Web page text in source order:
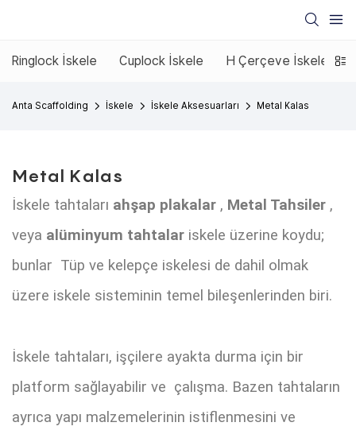
Ringlock İskele Cuplock İskele H Çerçeve İskele
Anta Scaffolding İskele İskele Aksesuarları Metal Kalas
Metal Kalas
İskele tahtaları ahşap plakalar , Metal Tahsiler ,
veya alüminyum tahtalar iskele üzerine koydu;
bunlar Tüp ve kelepçe iskelesi de dahil olmak
üzere iskele sisteminin temel bileşenlerinden biri.
İskele tahtaları, işçilere ayakta durma için bir
platform sağlayabilir ve çalışma. Bazen tahtaların
ayrıca yapı malzemelerinin istiflenmesini ve